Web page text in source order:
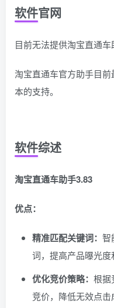
软件官网
目前无法提供淘宝直通车
淘宝直通车官方助手目
本的支持。
软件综述
淘宝直通车助手3.83
优点：
精准匹配关键词： 智
词，提高产品曝光度
优化竞价策略： 根据
竞价，降低无效点击